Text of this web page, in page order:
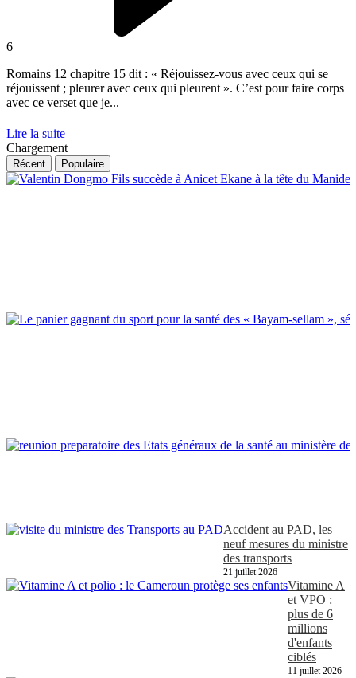
6
Romains 12 chapitre 15 dit : « Réjouissez-vous avec ceux qui se
réjouissent ; pleurer avec ceux qui pleurent ». C’est pour faire corps
avec ce verset que je...
Lire la suite
Chargement
Récent Populaire
Accident au PAD, les
neuf mesures du ministre
des transports
21 juillet 2026
Vitamine A
et VPO :
plus de 6
millions
d'enfants
ciblés
11 juillet 2026